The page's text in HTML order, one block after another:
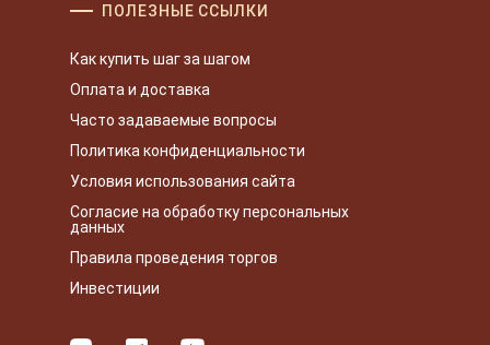
ПОЛЕЗНЫЕ ССЫЛКИ
Как купить шаг за шагом
Оплата и доставка
Часто задаваемые вопросы
Политика конфиденциальности
Условия использования сайта
Согласие на обработку персональных
данных
Правила проведения торгов
Инвестиции